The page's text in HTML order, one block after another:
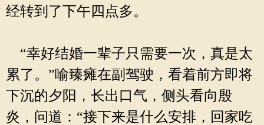
经转到了下午四点多。
“幸好结婚一辈子只需要一次，真是太
累了。”喻臻瘫在副驾驶，看着前方即将
下沉的夕阳，长出口气，侧头看向殷
炎，问道：“接下来是什么安排，回家吃